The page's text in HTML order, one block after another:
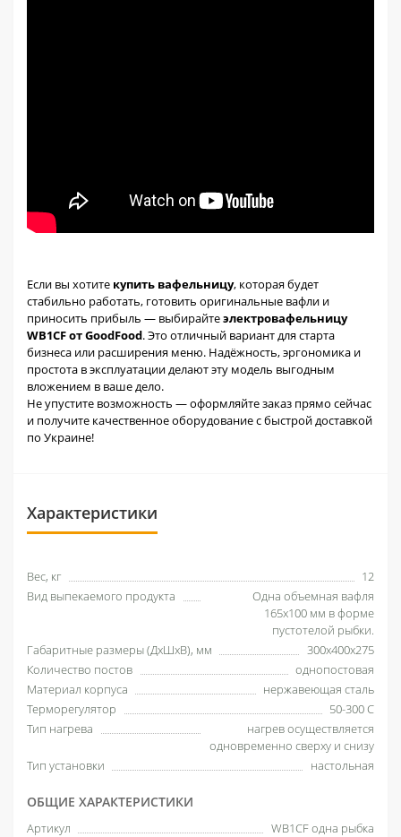
Если вы хотите купить вафельницу, которая будет
стабильно работать, готовить оригинальные вафли и
приносить прибыль — выбирайтеэлектровафельницу
WB1CF от GoodFood. Это отличный вариант для старта
бизнеса или расширения меню. Надёжность, эргономика и
простота в эксплуатации делают эту модель выгодным
вложением в ваше дело.
Не упустите возможность — оформляйте заказ прямо сейчас
и получите качественное оборудование с быстрой доставкой
по Украине!
Характеристики
Вес, кг
12
Вид выпекаемого продукта
Одна объемная вафля
165х100 мм в форме
пустотелой рыбки.
Габаритные размеры (ДхШхВ), мм
300х400х275
Количество постов
однопостовая
Материал корпуса
нержавеющая сталь
Терморегулятор
50-300 С
Тип нагрева
нагрев осуществляется
одновременно сверху и снизу
Тип установки
настольная
ОБЩИЕ ХАРАКТЕРИСТИКИ
Артикул
WB1CF одна рыбка